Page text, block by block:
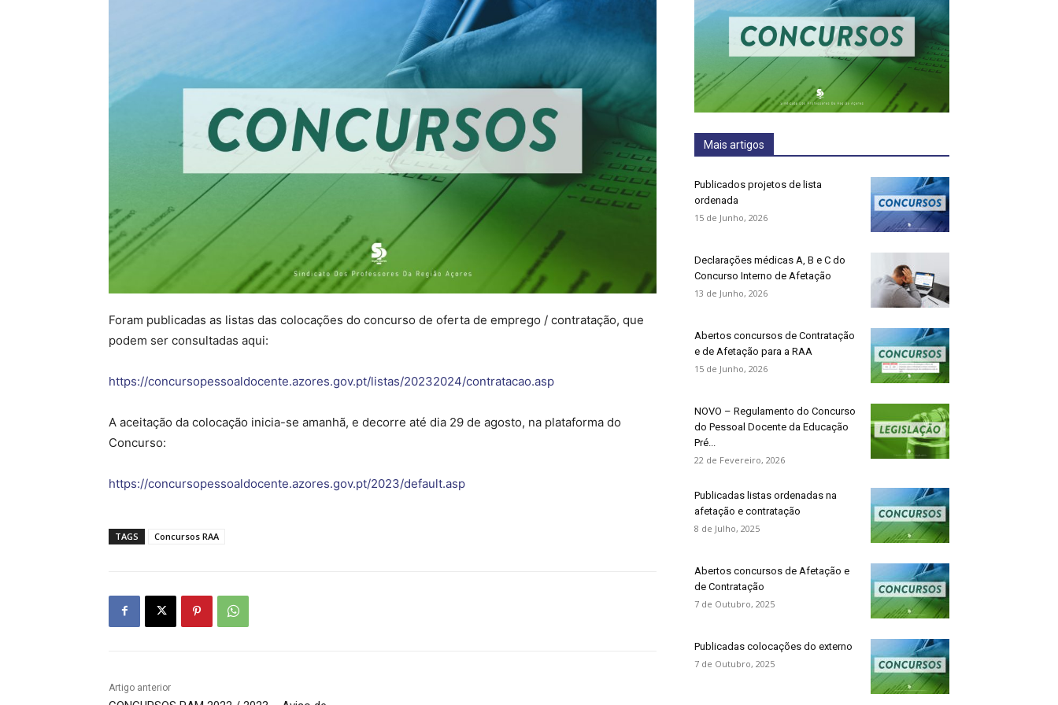
Foram publicadas as listas das colocações do concurso de oferta de emprego / contratação, que
podem ser consultadas aqui:
https://concursopessoaldocente.azores.gov.pt/listas/20232024/contratacao.asp
A aceitação da colocação inicia-se amanhã, e decorre até dia 29 de agosto, na plataforma do
Concurso:
https://concursopessoaldocente.azores.gov.pt/2023/default.asp
TAGS Concursos RAA
Artigo anterior
Mais artigos
Publicados projetos de lista
ordenada
15 de Junho, 2026
Declarações médicas A, B e C do
Concurso Interno de Afetação
13 de Junho, 2026
Abertos concursos de Contratação
e de Afetação para a RAA
15 de Junho, 2026
NOVO – Regulamento do Concurso
do Pessoal Docente da Educação
Pré...
22 de Fevereiro, 2026
Publicadas listas ordenadas na
afetação e contratação
8 de Julho, 2025
Abertos concursos de Afetação e
de Contratação
7 de Outubro, 2025
Publicadas colocações do externo
7 de Outubro, 2025